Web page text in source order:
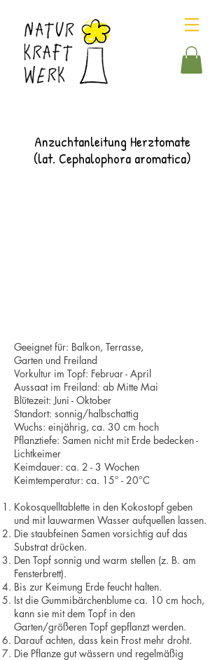
Anzuchtanleitung Herztomate
(lat. Cephalophora aromatica)
Geeignet für: Balkon, Terrasse,
Garten und Freiland
Vorkultur im Topf: Februar - April
Aussaat im Freiland: ab Mitte Mai
Blütezeit: Juni - Oktober
Standort: sonnig/halbschattig
Wuchs: einjährig, ca. 30 cm hoch
Pflanztiefe: Samen nicht mit Erde bedecken -
Lichtkeimer
Keimdauer: ca. 2 - 3 Wochen
Keimtemperatur: ca. 15° - 20°C
Kokosquelltablette in den Kokostopf geben
und mit lauwarmen Wasser aufquellen lassen.
Die staubfeinen Samen vorsichtig auf das
Substrat drücken.
Den Topf sonnig und warm stellen (z. B. am
Fensterbrett).
Bis zur Keimung Erde feucht halten.
Ist die Gummibärchenblume ca. 10 cm hoch,
kann sie mit dem Topf in den
Garten/größeren Topf gepflanzt werden.
Darauf achten, dass kein Frost mehr droht.
Die Pflanze gut wässern und regelmäßig